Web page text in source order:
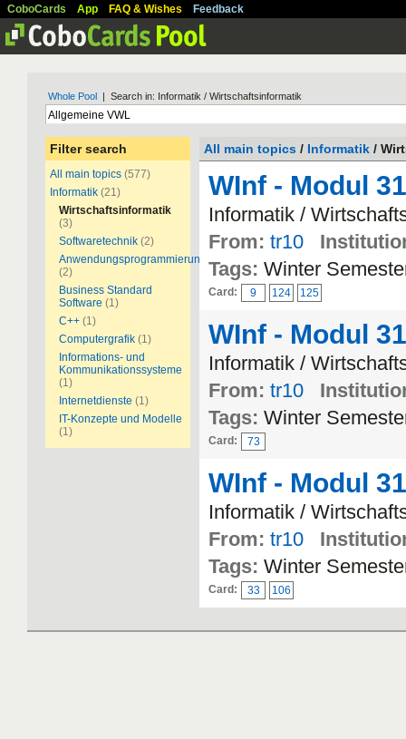
CoboCards App FAQ & Wishes Feedback
Whole Pool | Search in: Informatik / Wirtschaftsinformatik
Filter search
All main topics (577)
Informatik (21)
Wirtschaftsinformatik
(3)
Softwaretechnik (2)
Anwendungsprogrammierung
(2)
Business Standard
Software (1)
C++ (1)
Computergrafik (1)
Informations- und
Kommunikationssysteme
(1)
Internetdienste (1)
IT-Konzepte und Modelle
(1)
All main topics / Informatik /
WInf - Modul
Informatik /
From: tr10
Tags: Winter
Card: 9 124 125
WInf - Modul
Informatik /
From: tr10
Tags: Winter
Card: 73
WInf - Modul
Informatik /
From: tr10
Tags: Winter
Card: 33 106